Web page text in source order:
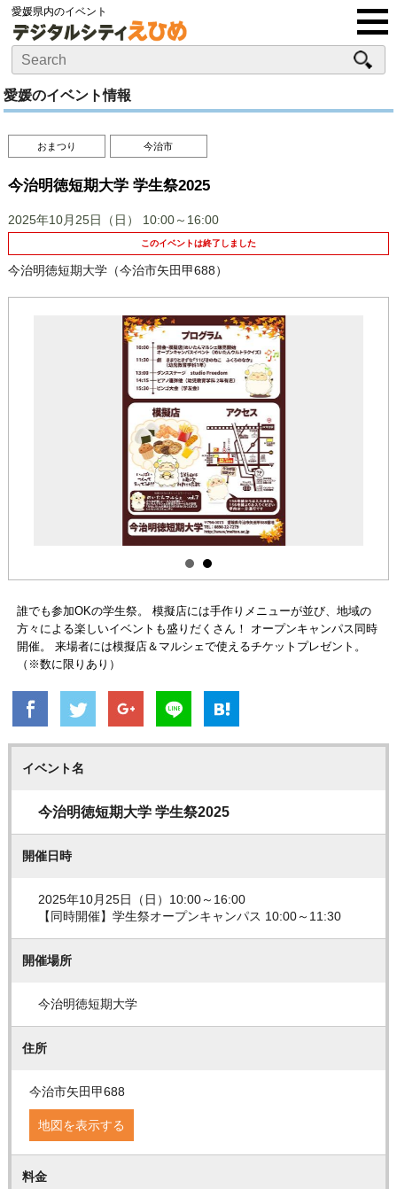
愛媛県内のイベント
愛媛のイベント情報
おまつり 今治市
今治明徳短期大学 学生祭2025
2025年10月25日（日） 10:00～16:00
このイベントは終了しました
今治明徳短期大学（今治市矢田甲688）
誰でも参加OKの学生祭。 模擬店には手作りメニューが並び、地域の
方々による楽しいイベントも盛りだくさん！ オープンキャンパス同時
開催。 来場者には模擬店＆マルシェで使えるチケットプレゼント。
（※数に限りあり）
イベント名
今治明徳短期大学 学生祭2025
開催日時
2025年10月25日（日）10:00～16:00
【同時開催】学生祭オープンキャンパス 10:00～11:30
開催場所
今治明徳短期大学
住所
今治市矢田甲688
地図を表示する
料金